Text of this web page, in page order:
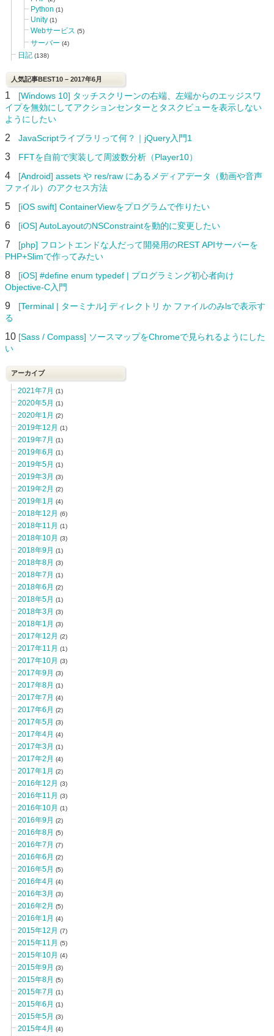
Python (1)
Unity (1)
Webサービス (5)
サーバー (4)
日記 (138)
人気記事BEST10 – 2017年6月
1
[Windows 10] タッチスクリーンの右端、左端からのエッジスワ
イプを無効にしてアクションセンターとタスクビューを表示しない
ようにしたい
2 JavaScriptライブラリって何？｜jQuery入門1
3 FFTを自前で実装して周波数分析（Player10）
4
[Android] assets や res/raw にあるメディアデータ（動画や音声
ファイル）のアクセス方法
5 [iOS swift] ContainerViewをプログラムで作りたい
6 [iOS] AutoLayoutのNSConstraintを動的に変更したい
7
[php] フロントエンドな人だって開発用のREST APIサーバーを
PHP+Slimで作ってみたい
8
[iOS] #define enum typedef | プログラミング初心者向け
Objective-C入門
9
[Terminal | ターミナル] ディレクトリ か ファイルのみlsで表示す
る
10 [Sass / Compass] ソースマップをChromeで見られるようにした
い
アーカイブ
2021年7月 (1)
2020年5月 (1)
2020年1月 (2)
2019年12月 (1)
2019年7月 (1)
2019年6月 (1)
2019年5月 (1)
2019年3月 (3)
2019年2月 (2)
2019年1月 (4)
2018年12月 (6)
2018年11月 (1)
2018年10月 (3)
2018年9月 (1)
2018年8月 (3)
2018年7月 (1)
2018年6月 (2)
2018年5月 (1)
2018年3月 (3)
2018年1月 (3)
2017年12月 (2)
2017年11月 (1)
2017年10月 (3)
2017年9月 (3)
2017年8月 (1)
2017年7月 (4)
2017年6月 (2)
2017年5月 (3)
2017年4月 (4)
2017年3月 (1)
2017年2月 (4)
2017年1月 (2)
2016年12月 (3)
2016年11月 (3)
2016年10月 (1)
2016年9月 (2)
2016年8月 (5)
2016年7月 (7)
2016年6月 (2)
2016年5月 (5)
2016年4月 (4)
2016年3月 (3)
2016年2月 (5)
2016年1月 (4)
2015年12月 (7)
2015年11月 (5)
2015年10月 (4)
2015年9月 (3)
2015年8月 (5)
2015年7月 (1)
2015年6月 (1)
2015年5月 (3)
2015年4月 (4)